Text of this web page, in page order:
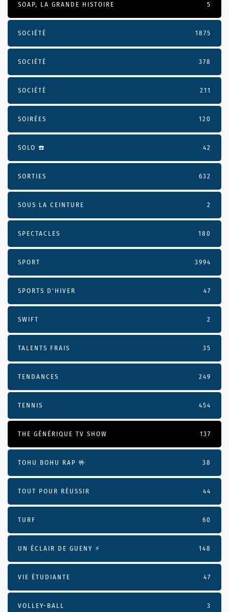
SOAP, LA GRANDE HISTOIRE 5
SOCIÉTÉ 1875
SOCIÉTÉ 378
SOCIÉTÉ 211
SOIRÉES 120
SOLO ☎️ 42
SORTIES 632
SOUS LA CEINTURE 2
SPECTACLES 180
SPORT 3994
SPORTS D'HIVER 47
SWIFT 2
TALENTS FRAIS 35
TENDANCES 249
TENNIS 454
THE GÉNÉRIQUE TV SHOW 137
TOHU BOHU RAP 🤟 38
TOUT POUR RÉUSSIR 44
TURF 60
UN ÉCLAIR DE GUENY ⚡️ 148
VIE ÉTUDIANTE 47
VOLLEY-BALL 3